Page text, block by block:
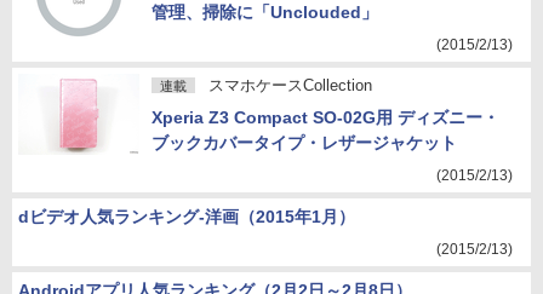
管理、掃除に「Unclouded」
(2015/2/13)
連載 スマホケースCollection
Xperia Z3 Compact SO-02G用 ディズニー・
ブックカバータイプ・レザージャケット
(2015/2/13)
dビデオ人気ランキング-洋画（2015年1月）
(2015/2/13)